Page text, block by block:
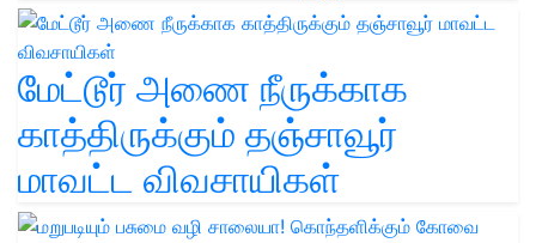
மேட்டூர் அணை நீருக்காக
காத்திருக்கும் தஞ்சாவூர்
மாவட்ட விவசாயிகள்